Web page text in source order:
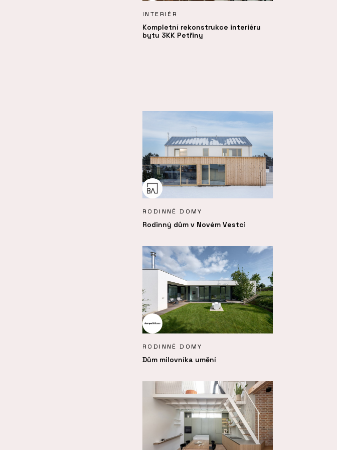
INTERIÉR
Kompletní rekonstrukce interiéru
bytu 3KK Petřiny
RODINNÉ DOMY
Rodinný dům v Novém Vestci
RODINNÉ DOMY
Dům milovníka umění